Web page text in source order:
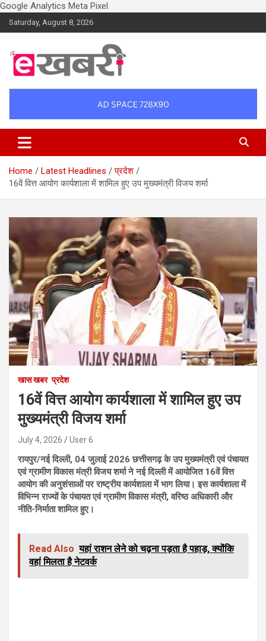
Google Analytics Meta Pixel
Skip
to
Saturday, August 8, 2026
Ekhabri.com
Home Latest Headlines
प्रदेश
16वें वित्त आयोग कार्यशाला में शामिल हुए उप मुख्यमंत्री विजय शर्मा
खास खबर प्रदेश
16वें वित्त आयोग कार्यशाला में शामिल हुए उप
मुख्यमंत्री विजय शर्मा
July 4, 2026 User 6
रायपुर/नई दिल्ली, 04 जुलाई 2026 छत्तीसगढ़ के उप मुख्यमंत्री एवं पंचायत
एवं ग्रामीण विकास मंत्री विजय शर्मा ने नई दिल्ली में आयोजित 16वें वित्त
आयोग की अनुशंसाओं पर राष्ट्रीय कार्यशाला में भाग लिया। इस कार्यशाला में
विभिन्न राज्यों के पंचायत एवं ग्रामीण विकास मंत्री, वरिष्ठ अधिकारी और
नीति-निर्माता शामिल हुए।
Read Also यहां राशन लेने को चढ़ना पड़ता है पहाड़, क्योंकि
वहां मिलता है नेटवर्क